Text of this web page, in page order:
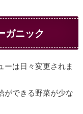
ガニック
ーは日々変更されま
ができる野菜が少な